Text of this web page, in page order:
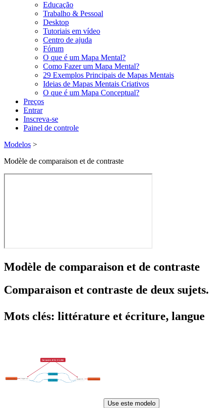
Educação
Trabalho & Pessoal
Desktop
Tutoriais em vídeo
Centro de ajuda
Fórum
O que é um Mapa Mental?
Como Fazer um Mapa Mental?
29 Exemplos Principais de Mapas Mentais
Ideias de Mapas Mentais Criativos
O que é um Mapa Conceptual?
Preços
Entrar
Inscreva-se
Painel de controle
Modelos >
Modèle de comparaison et de contraste
Modèle de comparaison et de contraste
Comparaison et contraste de deux sujets.
Mots clés: littérature et écriture, langue
Use este modelo